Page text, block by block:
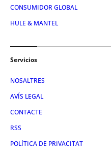
CONSUMIDOR GLOBAL
HULE & MANTEL
Servicios
NOSALTRES
AVÍS LEGAL
CONTACTE
RSS
POLÍTICA DE PRIVACITAT